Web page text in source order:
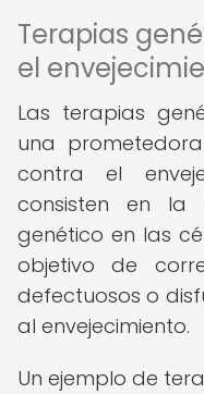
Terapias
el
Las terapias
una
contra el
consisten en la
genético en las
objetivo de
defectuosos o
al envejecimiento.
Un ejemplo de